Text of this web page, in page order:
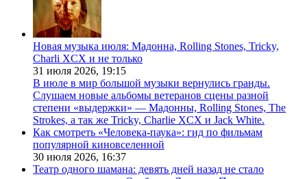
Новая музыка июля: Мадонна, Rolling Stones, Tricky,
Charli XCX и не только
31 июля 2026, 19:15
В июле в мир большой музыки вернулись гранды.
Слушаем новые альбомы ветеранов сцены разной
степени «выдержки» — Мадонны, Rolling Stones, The
Strokes, а так же Tricky, Charlie XCX и Jack White.
Как смотреть «Человека-паука»: гид по фильмам
популярной киновселенной
30 июля 2026, 16:37
Театр одного шамана: девять дней назад не стало